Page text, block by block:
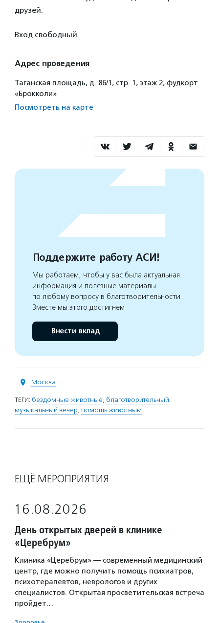
друзей.
Вход свободный.
Адрес проведения
Таганская площадь, д. 86/1, стр. 1, этаж 2, фудкорт
«Брокколи»
Посмотреть на карте
Поддержите работу АСИ!
Мы работаем, чтобы у вас была актуальная
информация и полезные материалы
по любому вопросу в благотворительности.
Вместе мы этого достигнем
Внести вклад
Москва
ТЕГИ: бездомные животные, благотворительный
музыкальный вечер, помощь животным
ЕЩЁ МЕРОПРИЯТИЯ
16.08.2026
День открытых дверей в клинике
«Церебрум»
Клиника «Церебрум» — современный медицинский
центр, где можно получить помощь психиатров,
психотерапевтов, неврологов и других
специалистов. Открытая просветительская встреча
пройдет…